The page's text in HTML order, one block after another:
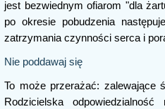
jest bezwiednym ofiarom "dla
po okresie pobudzenia
zatrzymania czynności serca i
Nie poddawaj się
To może przerażać: zalewające
Rodzicielska